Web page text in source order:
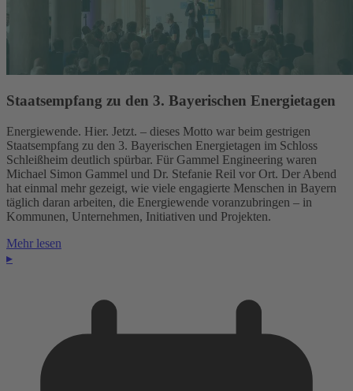
Staatsempfang zu den 3. Bayerischen Energietagen
Energiewende. Hier. Jetzt. – dieses Motto war beim gestrigen
Staatsempfang zu den 3. Bayerischen Energietagen im Schloss
Schleißheim deutlich spürbar. Für Gammel Engineering waren
Michael Simon Gammel und Dr. Stefanie Reil vor Ort. Der Abend
hat einmal mehr gezeigt, wie viele engagierte Menschen in Bayern
täglich daran arbeiten, die Energiewende voranzubringen – in
Kommunen, Unternehmen, Initiativen und Projekten.
Mehr lesen
▸